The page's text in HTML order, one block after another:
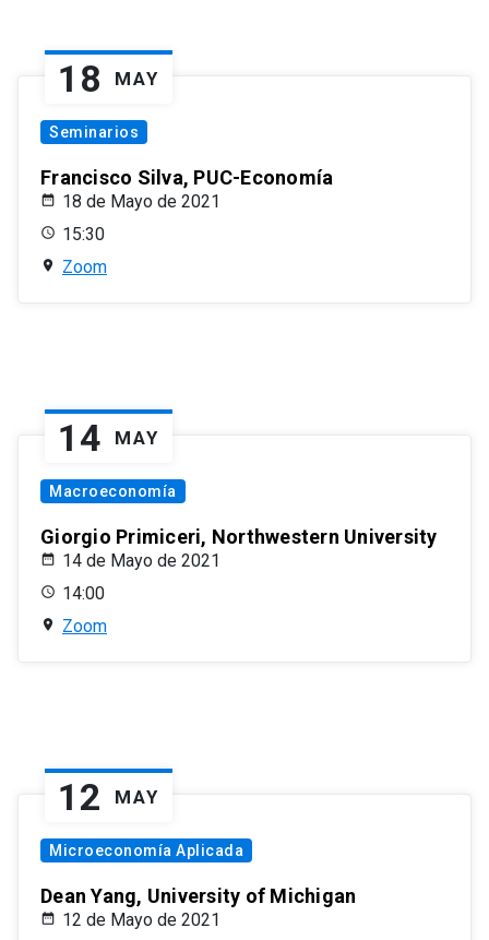
18 MAY
Seminarios
Francisco Silva, PUC-Economía
18 de Mayo de 2021
15:30
Zoom
14 MAY
Macroeconomía
Giorgio Primiceri, Northwestern University
14 de Mayo de 2021
14:00
Zoom
12 MAY
Microeconomía Aplicada
Dean Yang, University of Michigan
12 de Mayo de 2021